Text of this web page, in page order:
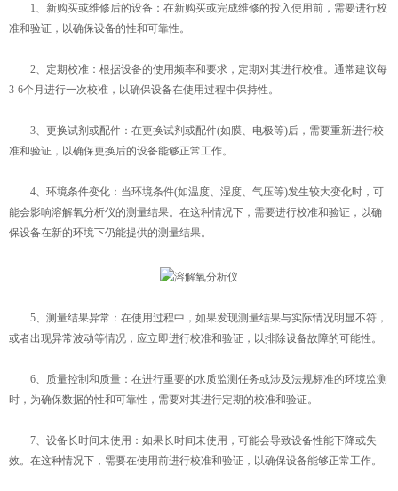
1、新购买或维修后的设备：在新购买或完成维修的投入使用前，需要进行校
准和验证，以确保设备的性和可靠性。
2、定期校准：根据设备的使用频率和要求，定期对其进行校准。通常建议每
3-6个月进行一次校准，以确保设备在使用过程中保持性。
3、更换试剂或配件：在更换试剂或配件(如膜、电极等)后，需要重新进行校
准和验证，以确保更换后的设备能够正常工作。
4、环境条件变化：当环境条件(如温度、湿度、气压等)发生较大变化时，可
能会影响溶解氧分析仪的测量结果。在这种情况下，需要进行校准和验证，以确
保设备在新的环境下仍能提供的测量结果。
5、测量结果异常：在使用过程中，如果发现测量结果与实际情况明显不符，
或者出现异常波动等情况，应立即进行校准和验证，以排除设备故障的可能性。
6、质量控制和质量：在进行重要的水质监测任务或涉及法规标准的环境监测
时，为确保数据的性和可靠性，需要对其进行定期的校准和验证。
7、设备长时间未使用：如果长时间未使用，可能会导致设备性能下降或失
效。在这种情况下，需要在使用前进行校准和验证，以确保设备能够正常工作。